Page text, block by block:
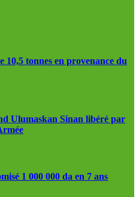
10,5 tonnes en provenance du
Ulumaskan Sinan libéré par
1 000 000 da en 7 ans